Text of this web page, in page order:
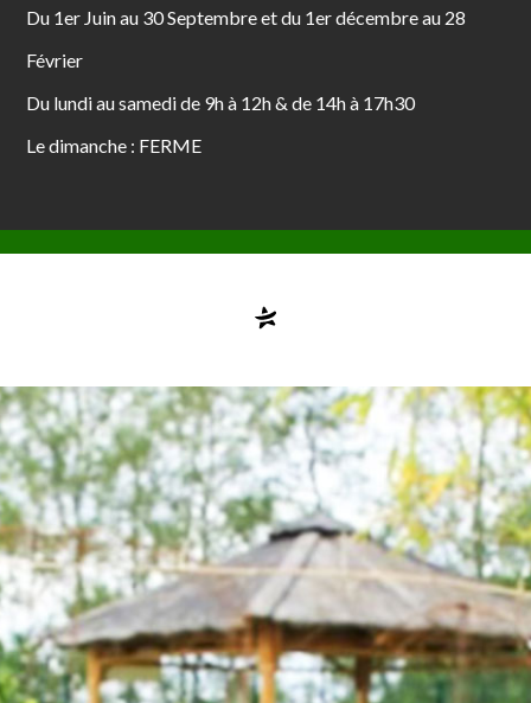
Du 1er Juin au 30 Septembre et du 1er décembre au 28
Février
Du lundi au samedi de 9h à 12h & de 14h à 17h30
Le dimanche : FERME